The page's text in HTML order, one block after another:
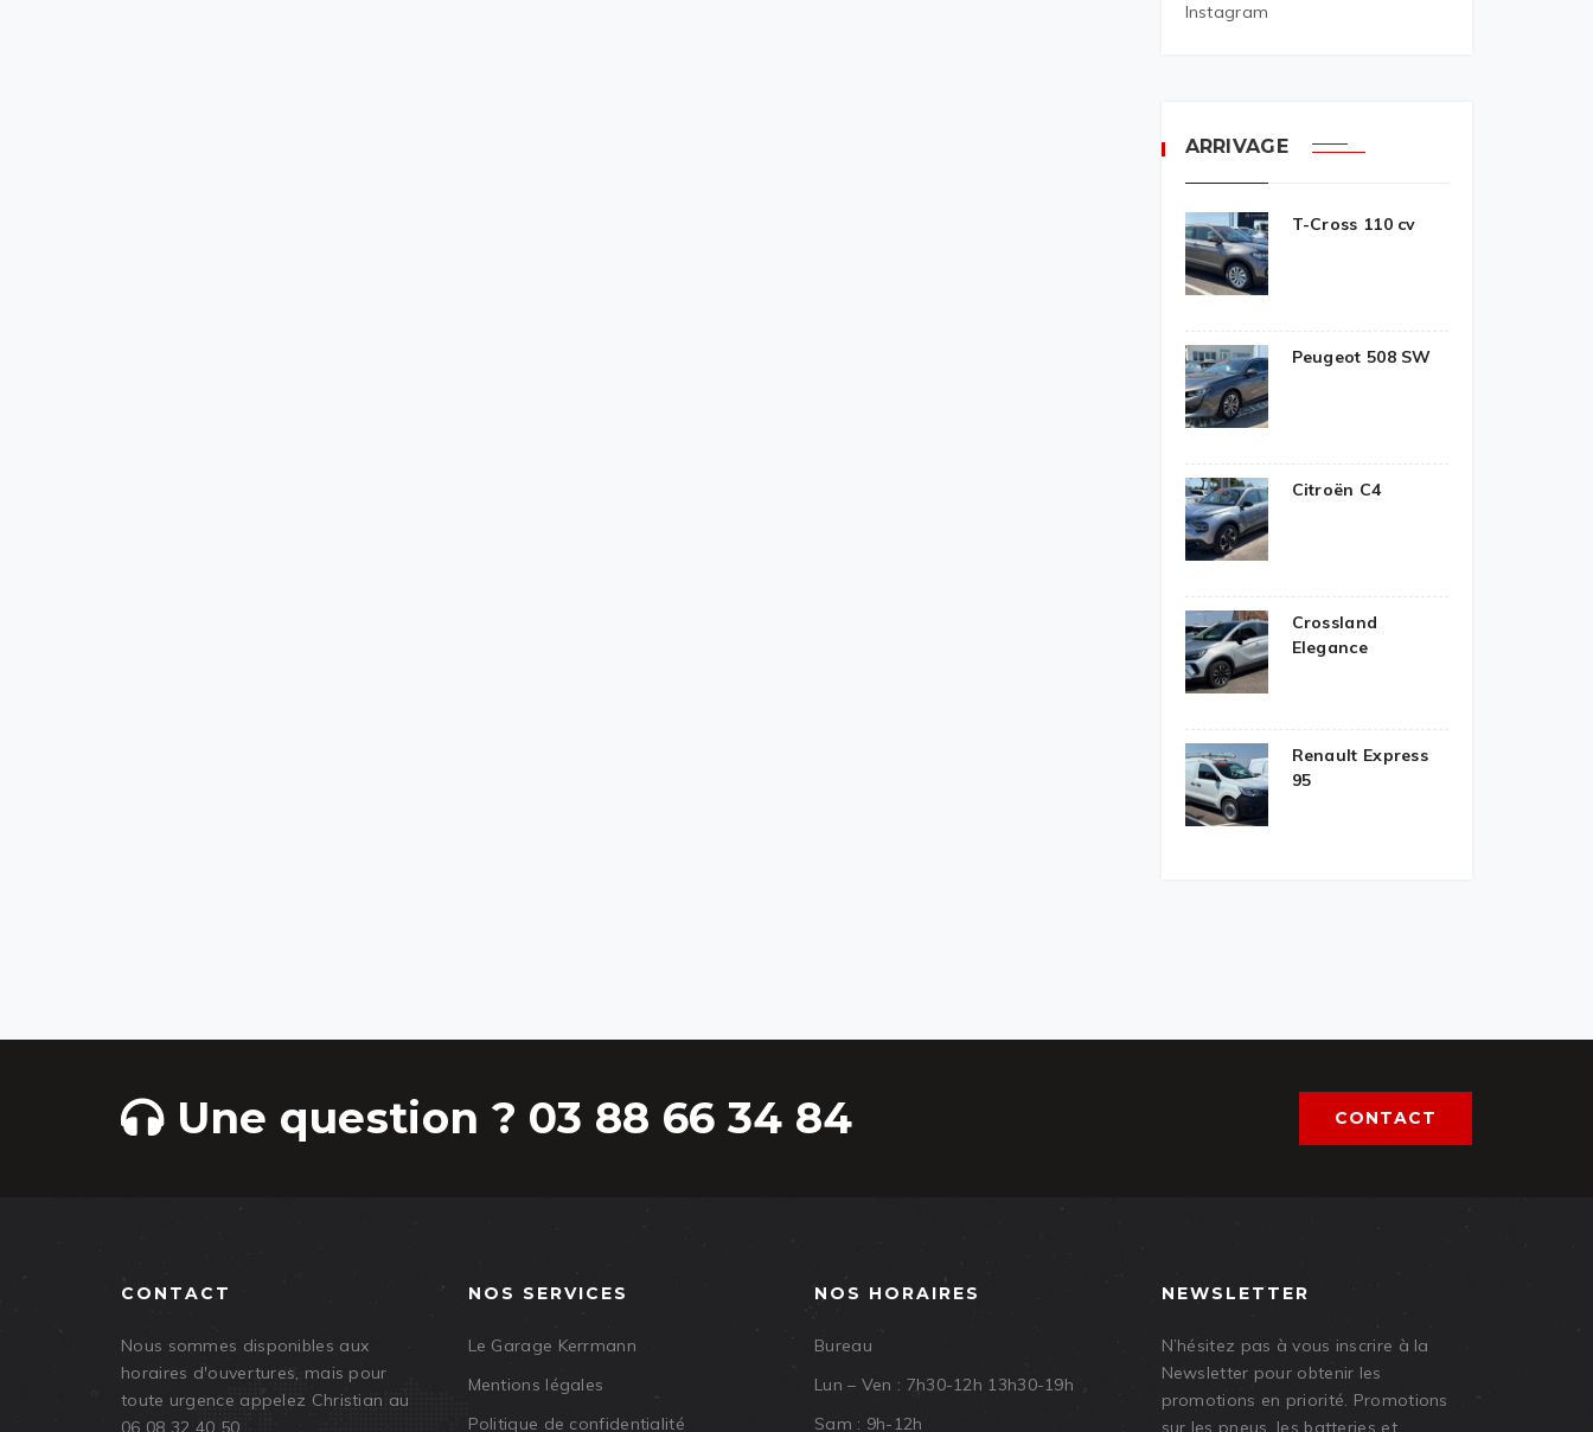
Instagram
ARRIVAGE
T-Cross 110 cv
Peugeot 508 SW
Citroën C4
Crossland
Elegance
Renault Express
95
Une question ? 03 88 66 34 84 CONTACT
CONTACT
Nous sommes disponibles aux
horaires d'ouvertures, mais pour
toute urgence appelez Christian au
06 08 32 40 50
NOS SERVICES
Le Garage Kerrmann
Mentions légales
Politique de confidentialité
NOS HORAIRES
Bureau
Lun – Ven : 7h30-12h 13h30-19h
Sam : 9h-12h
NEWSLETTER
N’hésitez pas à vous inscrire à la
Newsletter pour obtenir les
promotions en priorité. Promotions
sur les pneus, les batteries et